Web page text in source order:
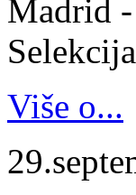
Madrid
Više o...